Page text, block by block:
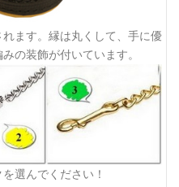
ます。縁は丸くして、手に優
の装飾が付いています。
選んでください！